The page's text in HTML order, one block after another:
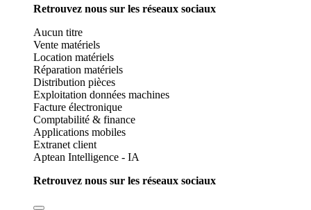
Retrouvez nous sur les réseaux sociaux
Aucun titre
Vente matériels
Location matériels
Réparation matériels
Distribution pièces
Exploitation données machines
Facture électronique
Comptabilité & finance
Applications mobiles
Extranet client
Aptean Intelligence - IA
Retrouvez nous sur les réseaux sociaux